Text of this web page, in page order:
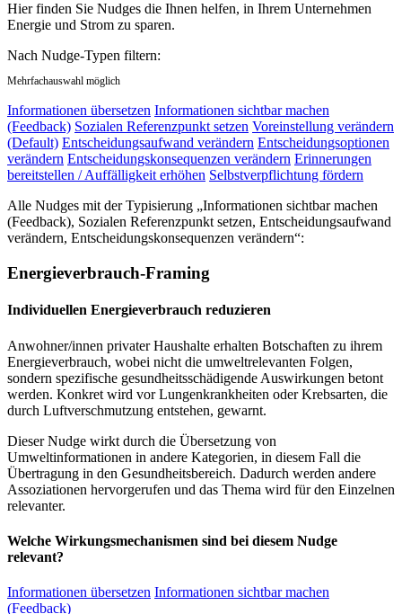
Hier finden Sie Nudges die Ihnen helfen, in Ihrem Unternehmen
Energie und Strom zu sparen.
Nach Nudge-Typen filtern:
Mehrfachauswahl möglich
Informationen übersetzen Informationen sichtbar machen
(Feedback) Sozialen Referenzpunkt setzen Voreinstellung verändern
(Default) Entscheidungsaufwand verändern Entscheidungsoptionen
verändern Entscheidungskonsequenzen verändern Erinnerungen
bereitstellen / Auffälligkeit erhöhen Selbstverpflichtung fördern
Alle Nudges mit der Typisierung „Informationen sichtbar machen
(Feedback), Sozialen Referenzpunkt setzen, Entscheidungsaufwand
verändern, Entscheidungskonsequenzen verändern“:
Energieverbrauch-Framing
Individuellen Energieverbrauch reduzieren
Anwohner/innen privater Haushalte erhalten Botschaften zu ihrem
Energieverbrauch, wobei nicht die umweltrelevanten Folgen,
sondern spezifische gesundheitsschädigende Auswirkungen betont
werden. Konkret wird vor Lungenkrankheiten oder Krebsarten, die
durch Luftverschmutzung entstehen, gewarnt.
Dieser Nudge wirkt durch die Übersetzung von
Umweltinformationen in andere Kategorien, in diesem Fall die
Übertragung in den Gesundheitsbereich. Dadurch werden andere
Assoziationen hervorgerufen und das Thema wird für den Einzelnen
relevanter.
Welche Wirkungsmechanismen sind bei diesem Nudge
relevant?
Informationen übersetzen Informationen sichtbar machen
(Feedback)